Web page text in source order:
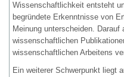
Wissenschaftlichkeit entsteht
begründete Erkenntnisse von
Meinung unterscheiden.
wissenschaftlichen
wissenschaftlichen Arbeitens
Ein weiterer Schwerpunkt liegt